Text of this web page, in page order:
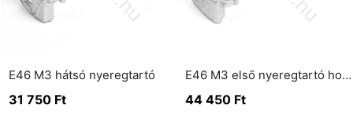
E46 M3 hátsó nyeregtartó
31 750 Ft
E46 M3 első nyeregtartó horganyozva
44 450 Ft